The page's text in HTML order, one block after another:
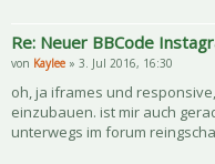
Re: Neuer BBCode
von Kaylee » 3. Jul 2016, 16:30
oh, ja iframes und
einzubauen. ist mir auch
unterwegs im forum